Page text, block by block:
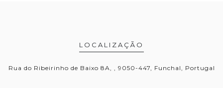
LOCALIZAÇÃO
Rua do Ribeirinho de Baixo 8A, , 9050-447, Funchal, Portugal